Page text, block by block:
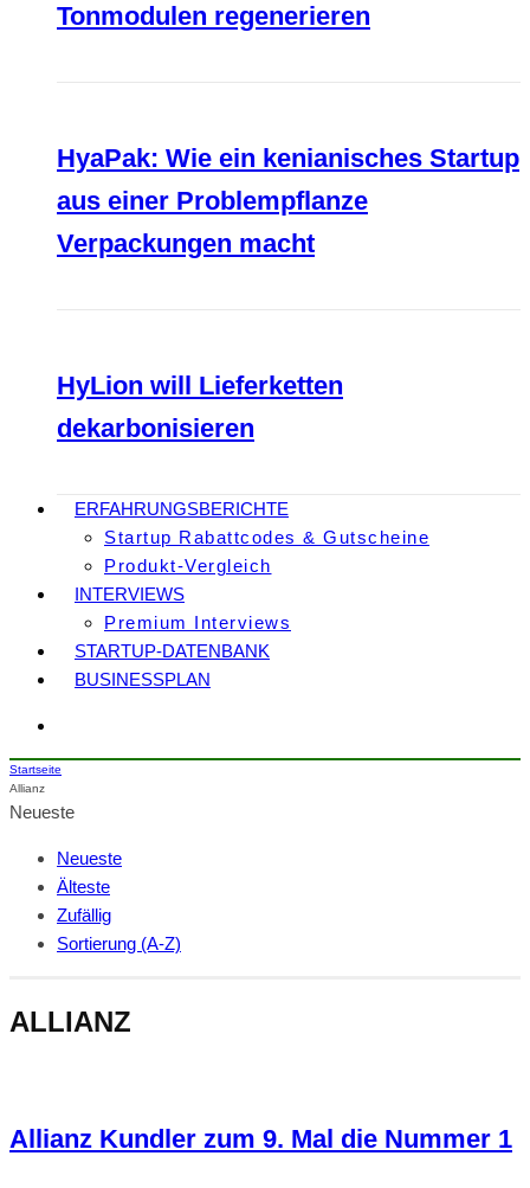
Tonmodulen regenerieren
HyaPak: Wie ein kenianisches Startup
aus einer Problempflanze
Verpackungen macht
HyLion will Lieferketten
dekarbonisieren
ERFAHRUNGSBERICHTE
Startup Rabattcodes & Gutscheine
Produkt-Vergleich
INTERVIEWS
Premium Interviews
STARTUP-DATENBANK
BUSINESSPLAN
Startseite
Allianz
Neueste
Neueste
Älteste
Zufällig
Sortierung (A-Z)
ALLIANZ
Allianz Kundler zum 9. Mal die Nummer 1